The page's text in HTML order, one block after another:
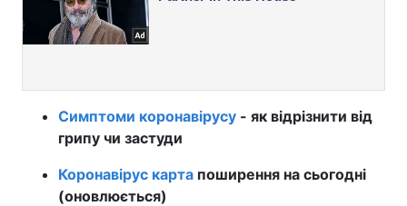
Симптоми коронавірусу - як відрізнити від
грипу чи застуди
Коронавірус карта поширення на сьогодні
(оновлюється)